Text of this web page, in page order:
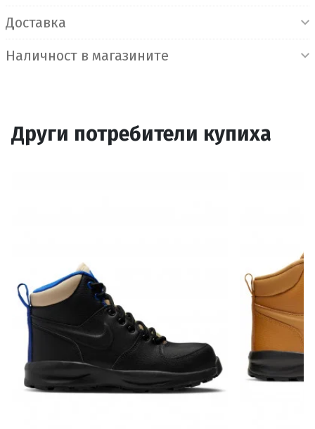
Доставка
Наличност в магазините
Други потребители купиха